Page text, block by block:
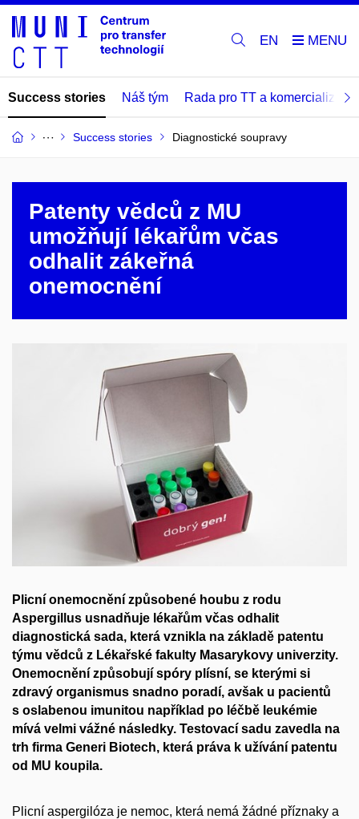
EN
Success stories Náš tým Rada pro TT a komercializaci
Success stories Diagnostické soupravy
Patenty vědců z MU
umožňují lékařům včas
odhalit zákeřná
onemocnění
Plicní onemocnění způsobené houbu z rodu
Aspergillus usnadňuje lékařům včas odhalit
diagnostická sada, která vznikla na základě patentu
týmu vědců z Lékařské fakulty Masarykovy univerzity.
Onemocnění způsobují spóry plísní, se kterými si
zdravý organismus snadno poradí, avšak u pacientů
s oslabenou imunitou například po léčbě leukémie
mívá velmi vážné následky. Testovací sadu zavedla na
trh firma Generi Biotech, která práva k užívání patentu
od MU koupila.
Plicní aspergilóza je nemoc, která nemá žádné příznaky a